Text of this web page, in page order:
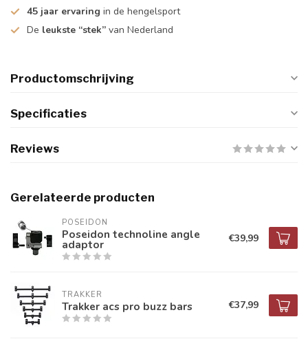
45 jaar ervaring in de hengelsport
De leukste “stek” van Nederland
Productomschrijving
Specificaties
Reviews
Gerelateerde producten
POSEIDON
Poseidon technoline angle
adaptor €39,99
TRAKKER
Trakker acs pro buzz bars €37,99